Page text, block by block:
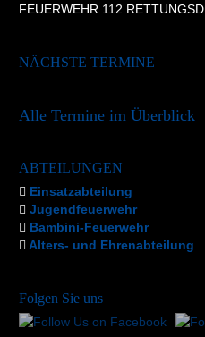
FEUERWEHR 112
NÄCHSTE TERMINE
Alle Termine im Überblick
ABTEILUNGEN
Einsatzabteilung
Jugendfeuerwehr
Bambini-Feuerwehr
Alters- und Ehrenabteilung
Folgen Sie uns